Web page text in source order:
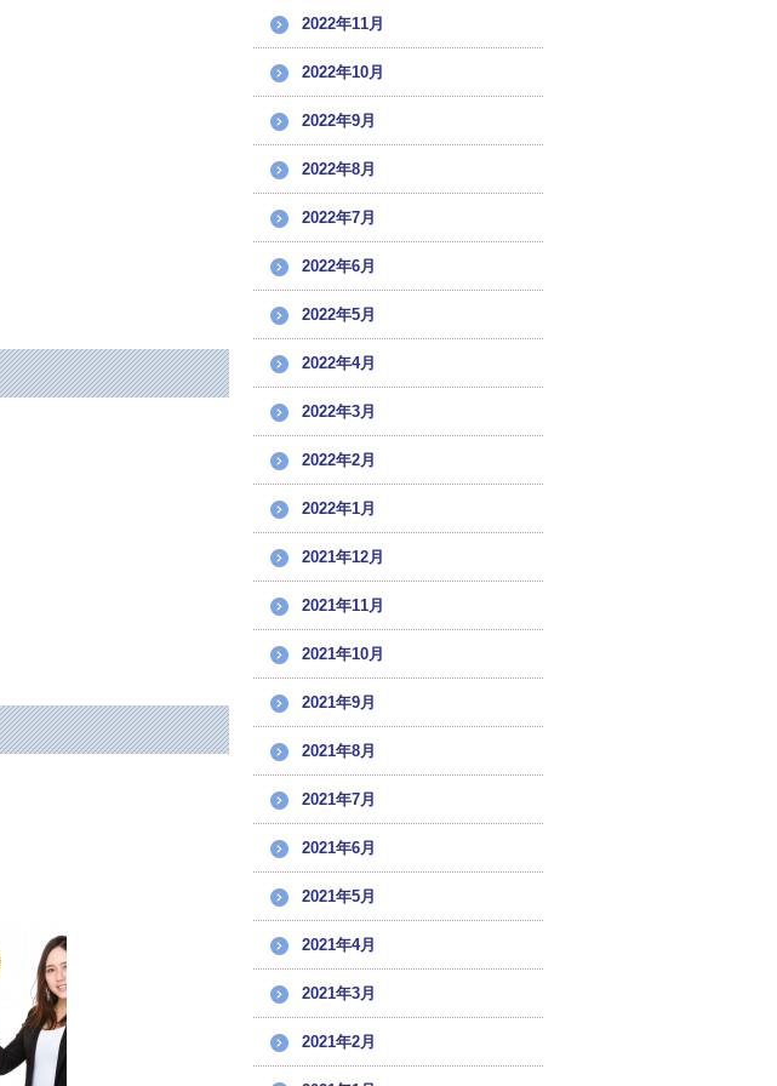
2022年11月
2022年10月
2022年9月
2022年8月
2022年7月
2022年6月
2022年5月
2022年4月
2022年3月
2022年2月
2022年1月
2021年12月
2021年11月
2021年10月
2021年9月
2021年8月
2021年7月
2021年6月
2021年5月
2021年4月
2021年3月
2021年2月